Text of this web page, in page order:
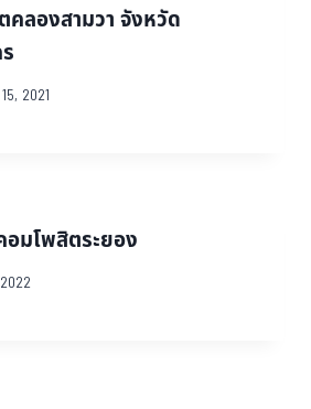
คลองสามวา จังหวัด
2021
มโพสิตระยอง